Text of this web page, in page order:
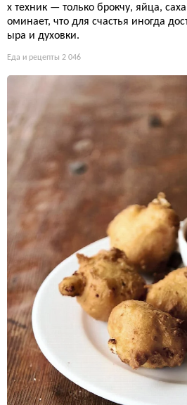
х техник — только брокчу, яйца,
оминает, что для счастья иногда
ыра и духовки.
Еда и рецепты 2 046